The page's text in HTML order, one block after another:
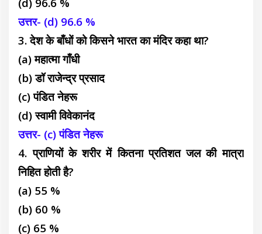
उत्तर- (d) 96.6 %
3. देश के बाँधों को किसने भारत का मंदिर कहा था?
(a) महात्मा गाँधी
(b) डॉ राजेन्द्र प्रसाद
(c) पंडित नेहरू
(d) स्वामी विवेकानंद
उत्तर- (c) पंडित नेहरू
4. प्राणियों के शरीर में कितना प्रतिशत जल की मात्रा
निहित होती है?
(a) 55 %
(b) 60 %
(c) 65 %